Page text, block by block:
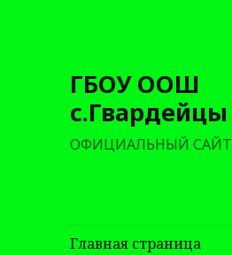
ГБОУ ООШ
с.Гвардейцы
ОФИЦИАЛЬНЫЙ САЙТ
Главная страница